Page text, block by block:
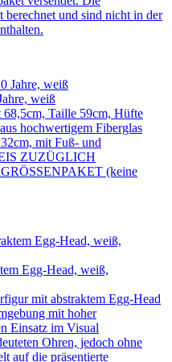
berechnet und sind nicht in der
weiß
Taille 59cm, Hüfte
hochwertigem Fiberglas
mit Fuß- und
ZUZÜGLICH
(keine
Egg-Head, weiß,
mit abstraktem Egg-Head
mit hoher
Einsatz im Visual
Ohren, jedoch ohne
auf die präsentierte